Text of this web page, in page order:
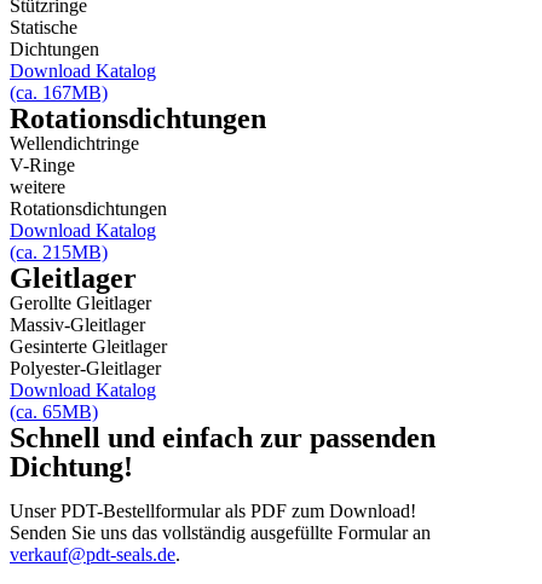
Stützringe
Statische
Dichtungen
Download Katalog
(ca. 167MB)
Rotationsdichtungen
Wellendichtringe
V-Ringe
weitere
Rotationsdichtungen
Download Katalog
(ca. 215MB)
Gleitlager
Gerollte Gleitlager
Massiv-Gleitlager
Gesinterte Gleitlager
Polyester-Gleitlager
Download Katalog
(ca. 65MB)
Schnell und einfach zur passenden
Dichtung!
Unser PDT-Bestellformular als PDF zum Download!
Senden Sie uns das vollständig ausgefüllte Formular an
verkauf@pdt-seals.de.